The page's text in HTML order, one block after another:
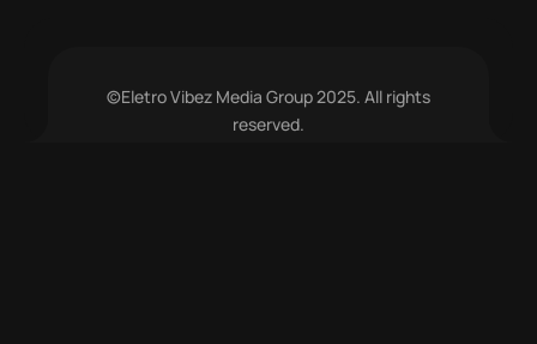
©Eletro Vibez Media Group 2025. All rights
reserved.